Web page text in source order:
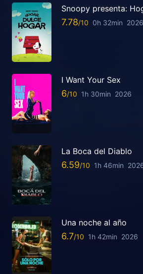
Snoopy presenta:
7.78 0h 32min 2026
I Want Your Sex
6 1h 30min 2026
La Boca del Diablo
6.59 1h 46min
Una noche al año
6.7 1h 42min 2026